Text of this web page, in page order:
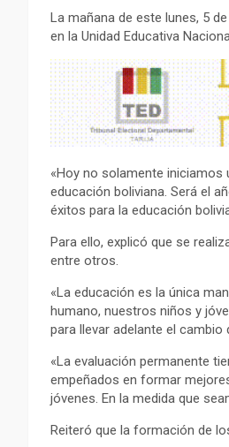
La mañana de este lunes, 5
en la Unidad Educativa
«Hoy no solamente iniciamos
educación boliviana. Será el
éxitos para la educación
Para ello, explicó que se
entre otros.
«La educación es la única
humano, nuestros niños y
para llevar adelante el
«La evaluación permanente
empeñados en formar
jóvenes. En la medida que
Reiteró que la formación de